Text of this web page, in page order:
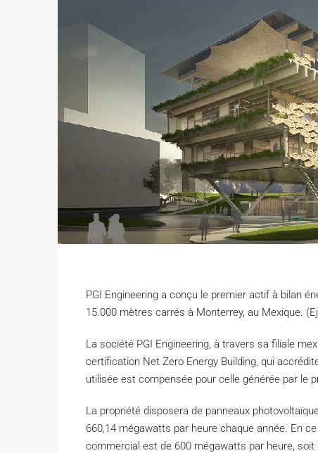
PGI Engineering a conçu le premier actif à bilan
15.000 mètres carrés à Monterrey, au Mexique.
La société PGI Engineering, à travers sa filiale
certification Net Zero Energy Building, qui
utilisée est compensée pour celle générée par le
La propriété disposera de panneaux
660,14 mégawatts par heure chaque année. En
commercial est de 600 mégawatts par heure, soit